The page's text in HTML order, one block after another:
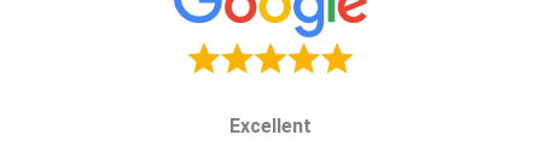
Excellent